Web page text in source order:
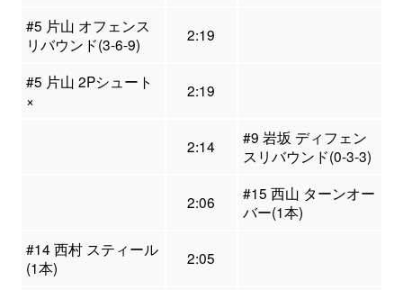
#5 片山 オフェンス
リバウンド(3-6-9)
2:19
#5 片山 2Pシュート
×
2:19
2:14
#9 岩坂 ディフェン
スリバウンド(0-3-3)
2:06
#15 西山 ターンオー
バー(1本)
#14 西村 スティール
(1本)
2:05